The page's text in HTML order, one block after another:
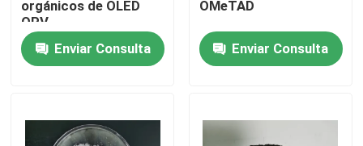
Productos
Vídeos
orgánicos de OLED
OPV
Enviar Consulta
OMeTAD
Enviar Consulta